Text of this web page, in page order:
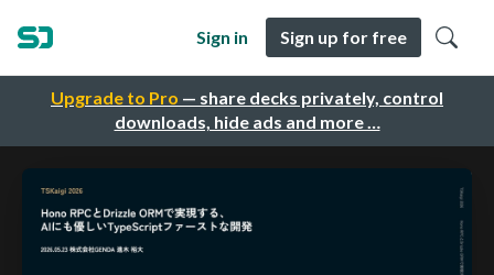
Upgrade to Pro — share decks privately, control
downloads, hide ads and more …
Sign in Sign up for free